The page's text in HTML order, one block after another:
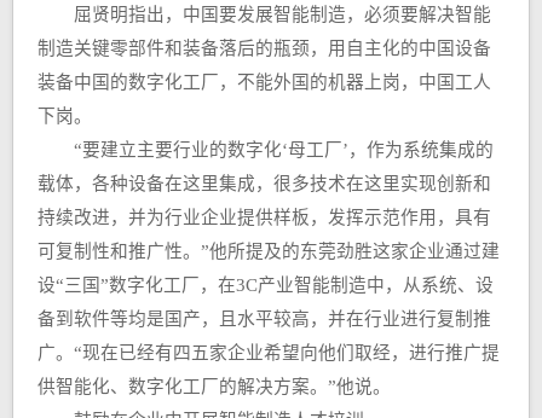
屈贤明指出，中国要发展智能制造，必须要解决智能
制造关键零部件和装备落后的瓶颈，用自主化的中国设备
装备中国的数字化工厂，不能外国的机器上岗，中国工人
下岗。
“要建立主要行业的数字化‘母工厂’，作为系统集成的
载体，各种设备在这里集成，很多技术在这里实现创新和
持续改进，并为行业企业提供样板，发挥示范作用，具有
可复制性和推广性。”他所提及的东莞劲胜这家企业通过建
设“三国”数字化工厂，在3C产业智能制造中，从系统、设
备到软件等均是国产，且水平较高，并在行业进行复制推
广。“现在已经有四五家企业希望向他们取经，进行推广提
供智能化、数字化工厂的解决方案。”他说。